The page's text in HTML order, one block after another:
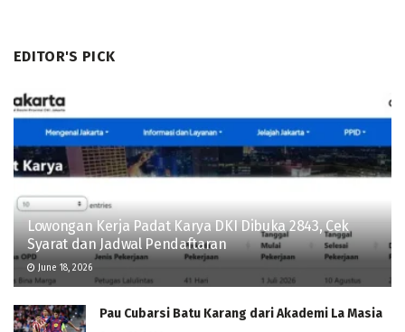
EDITOR'S PICK
Lowongan Kerja Padat Karya DKI Dibuka 2843, Cek
Syarat dan Jadwal Pendaftaran
June 18, 2026
Pau Cubarsi Batu Karang dari Akademi La Masia